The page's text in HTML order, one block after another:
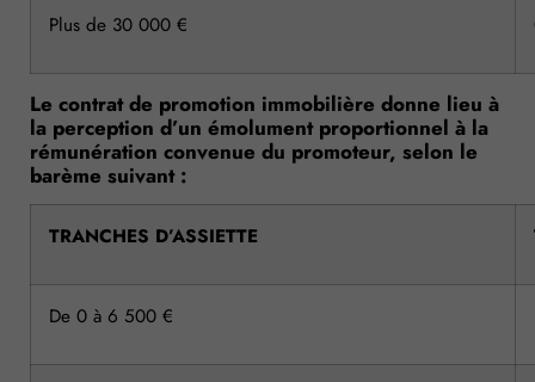
Plus de 30 000 €
Le contrat de promotion immobilière donne lieu à
la perception d’un émolument proportionnel à la
rémunération convenue du promoteur, selon le
barème suivant :
TRANCHES D’ASSIETTE
De 0 à 6 500 €